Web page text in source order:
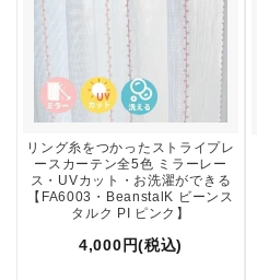
リング糸をつかったストライプレ
ースカーテン全5色 ミラーレー
ス・UVカット・お洗濯ができる
【FA6003・BeanstalK ビーンス
タルク PI ピンク】
4,000円(税込)